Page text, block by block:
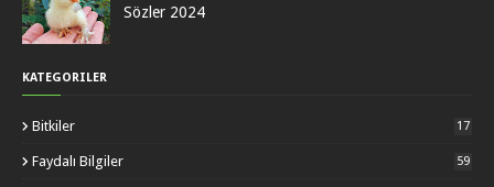
Sözler 2024
KATEGORILER
Bitkiler 17
Faydalı Bilgiler 59